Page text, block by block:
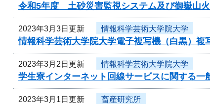
令和5年度 土砂災害監視システム及び御嶽山
2023年3月3日更新 情報科学芸術大学院大学
情報科学芸術大学院大学電子複写機（白黒）複
2023年3月2日更新 情報科学芸術大学院大学
学生寮インターネット回線サービスに関する一
2023年3月1日更新 畜産研究所